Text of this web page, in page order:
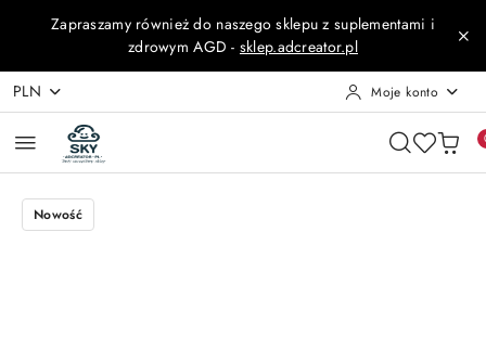
Przejdź do treści głównej
Przejdź do wyszukiwarki
Przejdź do moje konto
Przejdź do menu głównego
Przejdź do opisu produktu
Przejdź do stopki
Zapraszamy również do naszego sklepu z suplementami i
zdrowym AGD - sklep.adcreator.pl
PLN Moje konto
Nowość